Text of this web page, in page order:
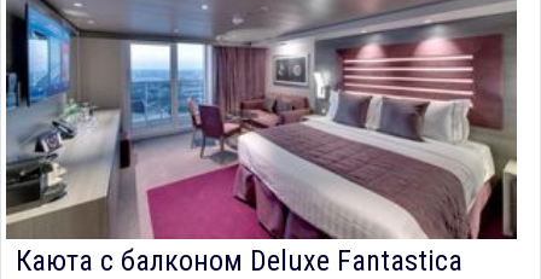
Каюта с балконом Deluxe Fantastica